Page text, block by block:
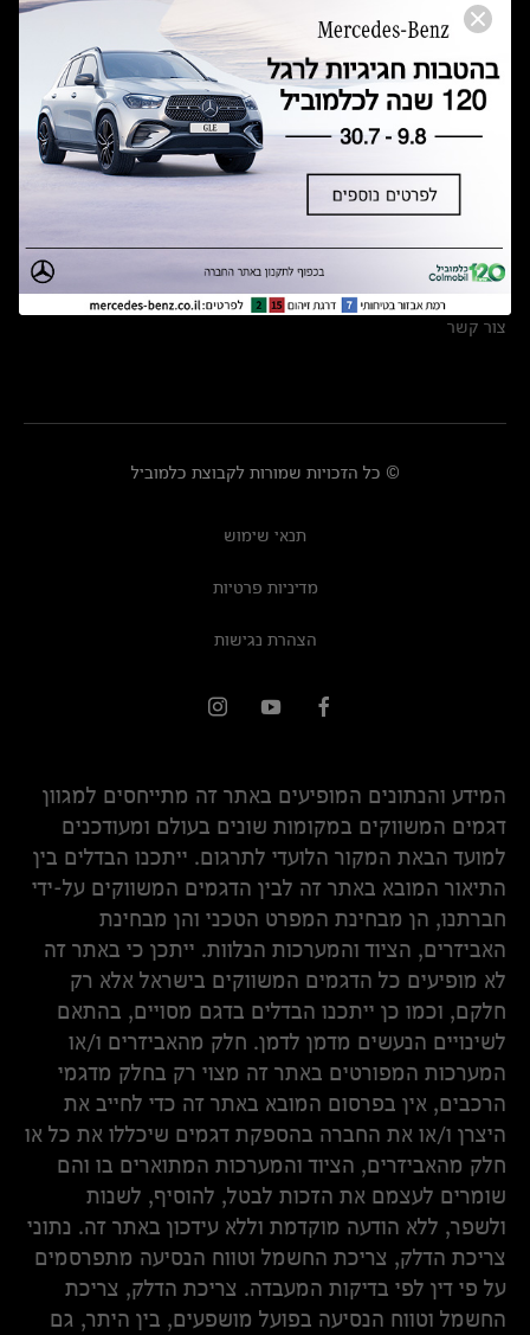
הודעה על הטבות לרכבי מרצדס בהסדר פשרה בתצ 56447-02-19
תקנון ימי מכירות 120 לכלמוביל
מצאו אותנו
אולמות תצוגה
מרכזי שירות
צור קשר
© כל הזכויות שמורות לקבוצת כלמוביל
תנאי שימוש
מדיניות פרטיות
הצהרת נגישות
המידע והנתונים המופיעים באתר זה מתייחסים למגוון
דגמים המשווקים במקומות שונים בעולם ומעודכנים
למועד הבאת המקור הלועדי לתרגום. ייתכנו הבדלים בין
התיאור המובא באתר זה לבין הדגמים המשווקים על-ידי
חברתנו, הן מבחינת המפרט הטכני והן מבחינת
האביזרים, הציוד והמערכות הנלוות. ייתכן כי באתר זה
לא מופיעים כל הדגמים המשווקים בישראל אלא רק
חלקם, וכמו כן ייתכנו הבדלים בדגם מסויים, בהתאם
לשינויים הנעשים מדמן לדמן. חלק מהאביזרים ו/או
המערכות המפורטים באתר זה מצוי רק בחלק מדגמי
הרכבים, אין בפרסום המובא באתר זה כדי לחייב את
היצרן ו/או את החברה בהספקת דגמים שיכללו את כל או
חלק מהאביזרים, הציוד והמערכות המתוארים בו והם
שומרים לעצמם את הזכות לבטל, להוסיף, לשנות
ולשפר, ללא הודעה מוקדמת וללא עידכון באתר זה. נתוני
צריכת הדלק, צריכת החשמל וטווח הנסיעה מתפרסמים
על פי דין לפי בדיקות המעבדה. צריכת הדלק, צריכת
החשמל וטווח הנסיעה בפועל מושפעים, בין היתר, גם